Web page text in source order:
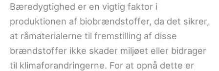
Bæredygtighed er en vigtig faktor i
produktionen af biobrændstoffer, da det sikrer,
at råmaterialerne til fremstilling af disse
brændstoffer ikke skader miljøet eller bidrager
til klimaforandringerne. For at opnå dette er